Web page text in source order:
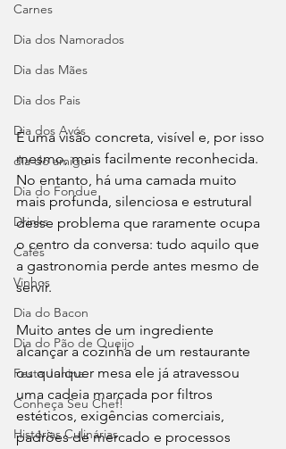
Carnes
Dia dos Namorados
Dia das Mães
Dia dos Pais
Dia dos Avós
dia do amigo
Dia do Fondue
Drinks
Cafés
Vinhos
Dia do Bacon
Dia do Pão de Queijo
Festa Junina
Conheça Seu Chef!
Histórias Culinárias
É uma visão concreta, visível e, por isso
mesmo, mais facilmente reconhecida.
No entanto, há uma camada muito
mais profunda, silenciosa e estrutural
desse problema que raramente ocupa
o centro da conversa: tudo aquilo que
a gastronomia perde antes mesmo de
servir.
Muito antes de um ingrediente
alcançar a cozinha de um restaurante
ou qualquer mesa ele já atravessou
uma cadeia marcada por filtros
estéticos, exigências comerciais,
padrões de mercado e processos